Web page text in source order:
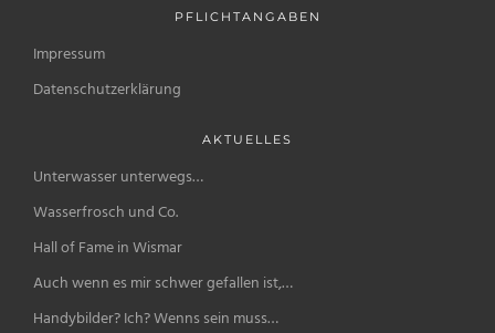
PFLICHTANGABEN
Impressum
Datenschutzerklärung
AKTUELLES
Unterwasser unterwegs…
Wasserfrosch und Co.
Hall of Fame in Wismar
Auch wenn es mir schwer gefallen ist,…
Handybilder? Ich? Wenns sein muss…